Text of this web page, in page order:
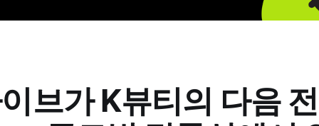
브가 K뷰티의 다음